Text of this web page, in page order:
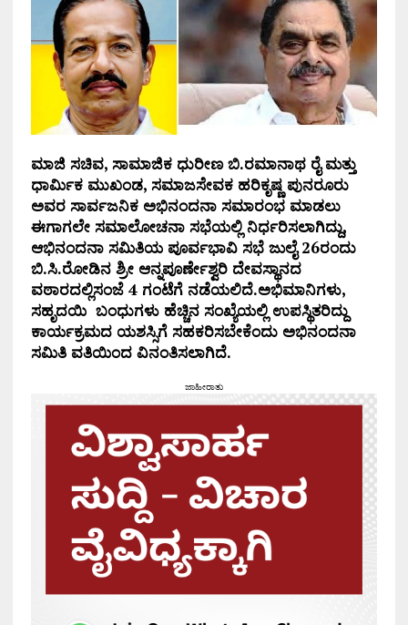
ಮಾಜಿ ಸಚಿವ, ಸಾಮಾಜಿಕ ಧುರೀಣ ಬಿ.ರಮಾನಾಥ ರೈ ಮತ್ತು
ಧಾರ್ಮಿಕ ಮುಖಂಡ, ಸಮಾಜಸೇವಕ ಹರಿಕೃಷ್ಣ ಪುನರೂರು
ಅವರ ಸಾರ್ವಜನಿಕ ಅಭಿನಂದನಾ ಸಮಾರಂಭ ಮಾಡಲು
ಈಗಾಗಲೇ ಸಮಾಲೋಚನಾ ಸಭೆಯಲ್ಲಿ ನಿರ್ಧರಿಸಲಾಗಿದ್ದು,
ಆಭಿನಂದನಾ ಸಮಿತಿಯ ಪೂರ್ವಭಾವಿ ಸಭೆ ಜುಲೈ 26ರಂದು
ಬಿ.ಸಿ.ರೋಡಿನ ಶ್ರೀ ಆನ್ನಪೂರ್ಣೇಶ್ವರಿ ದೇವಸ್ಥಾನದ
ವಠಾರದಲ್ಲಿಸಂಜೆ 4 ಗಂಟೆಗೆ ನಡೆಯಲಿದೆ.ಅಭಿಮಾನಿಗಳು,
ಸಹೃದಯಿ ಬಂಧುಗಳು ಹೆಚ್ಚಿನ ಸಂಖ್ಯೆಯಲ್ಲಿ ಉಪಸ್ಥಿತರಿದ್ದು
ಕಾರ್ಯಕ್ರಮದ ಯಶಸ್ಸಿಗೆ ಸಹಕರಿಸಬೇಕೆಂದು ಅಭಿನಂದನಾ
ಸಮಿತಿ ವತಿಯಿಂದ ವಿನಂತಿಸಲಾಗಿದೆ.
ಜಾಹೀರಾತು